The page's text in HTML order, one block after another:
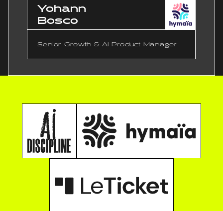
Yohann
Bosco
Senior Growth & AI Product Manager